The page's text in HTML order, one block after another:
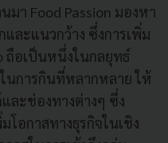
า Food Passion มองหา
ละแนวกว้าง ซึ่งการเพิ่ม
ถือเป็นหนึ่งในกลยุทธ์
นการกินที่หลากหลาย ให้
ะช่องทางต่างๆ ซึ่ง
โอกาสทางธุรกิจในเชิง